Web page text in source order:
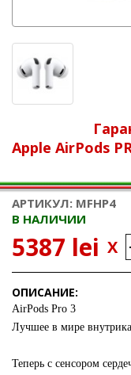
Apple AirPods
АРТИКУЛ: MFHP4
В НАЛИЧИИ
5387 lei X
ОПИСАНИЕ:
AirPods Pro 3
Лучшее в мире
Теперь с сенсором